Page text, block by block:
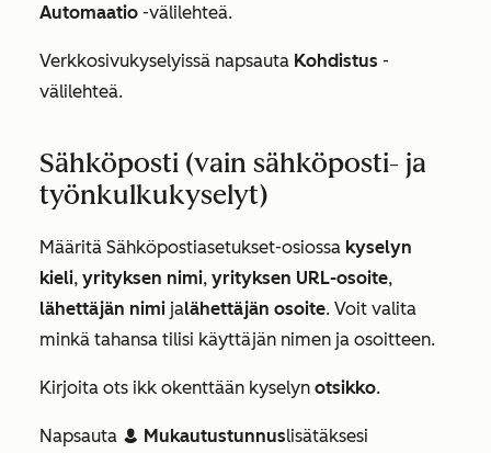
Automaatio -välilehteä.
Verkkosivukyselyissä napsauta Kohdistus -
välilehteä.
Sähköposti (vain sähköposti- ja
työnkulkukyselyt)
Määritä Sähköpostiasetukset-osiossa kyselyn
kieli, yrityksen nimi, yrityksen URL-osoite,
lähettäjän nimi jalähettäjän osoite. Voit valita
minkä tahansa tilisi käyttäjän nimen ja osoitteen.
Kirjoita ots ikk okenttään kyselyn otsikko.
Napsauta contacts Mukautustunnuslisätäksesi